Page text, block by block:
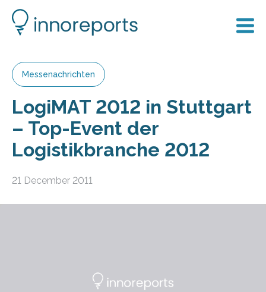
Messenachrichten
LogiMAT 2012 in Stuttgart
– Top-Event der
Logistikbranche 2012
21 December 2011